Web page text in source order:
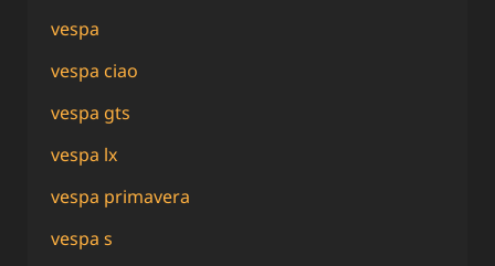
vespa
vespa ciao
vespa gts
vespa lx
vespa primavera
vespa s